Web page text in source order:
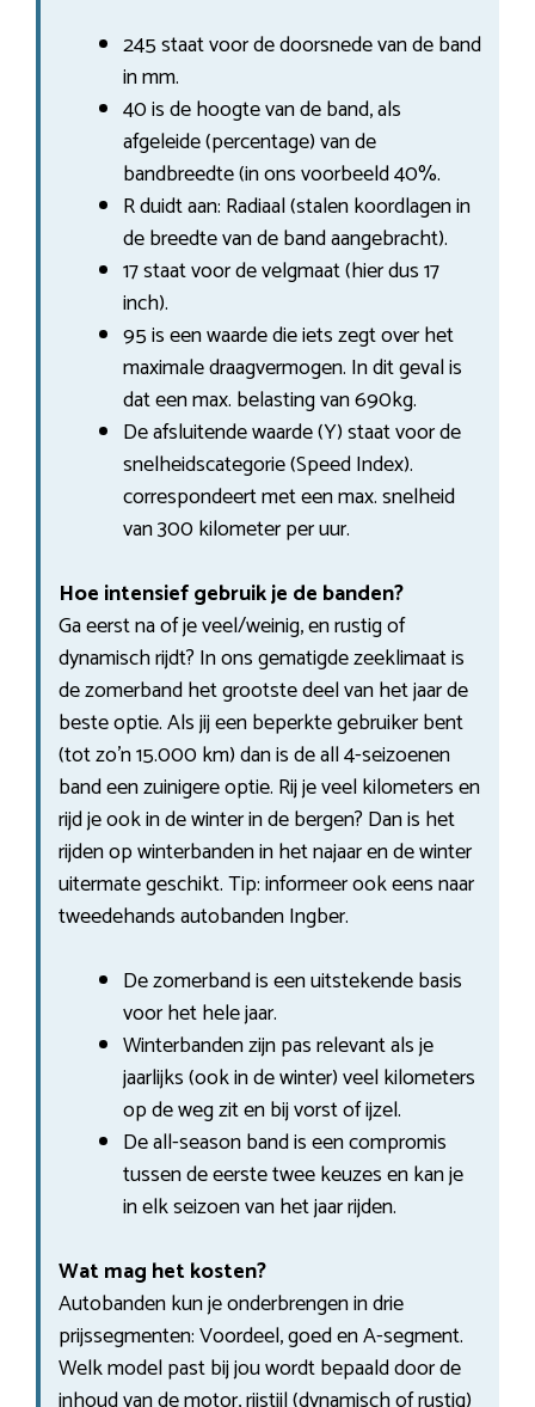
245 staat voor de doorsnede van de band
in mm.
40 is de hoogte van de band, als
afgeleide (percentage) van de
bandbreedte (in ons voorbeeld 40%.
R duidt aan: Radiaal (stalen koordlagen in
de breedte van de band aangebracht).
17 staat voor de velgmaat (hier dus 17
inch).
95 is een waarde die iets zegt over het
maximale draagvermogen. In dit geval is
dat een max. belasting van 690kg.
De afsluitende waarde (Y) staat voor de
snelheidscategorie (Speed Index).
correspondeert met een max. snelheid
van 300 kilometer per uur.
Hoe intensief gebruik je de banden?
Ga eerst na of je veel/weinig, en rustig of
dynamisch rijdt? In ons gematigde zeeklimaat is
de zomerband het grootste deel van het jaar de
beste optie. Als jij een beperkte gebruiker bent
(tot zo’n 15.000 km) dan is de all 4-seizoenen
band een zuinigere optie. Rij je veel kilometers en
rijd je ook in de winter in de bergen? Dan is het
rijden op winterbanden in het najaar en de winter
uitermate geschikt. Tip: informeer ook eens naar
tweedehands autobanden Ingber.
De zomerband is een uitstekende basis
voor het hele jaar.
Winterbanden zijn pas relevant als je
jaarlijks (ook in de winter) veel kilometers
op de weg zit en bij vorst of ijzel.
De all-season band is een compromis
tussen de eerste twee keuzes en kan je
in elk seizoen van het jaar rijden.
Wat mag het kosten?
Autobanden kun je onderbrengen in drie
prijssegmenten: Voordeel, goed en A-segment.
Welk model past bij jou wordt bepaald door de